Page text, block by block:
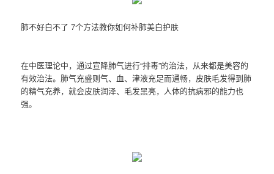
肺不好白不了 7个方法教你如何补肺美白护肤
在中医理论中，通过宣降肺气进行“排毒”的治法，从来都是美容的
有效治法。肺气充盛则气、血、津液充足而通畅，皮肤毛发得到肺
的精气充养，就会皮肤润泽、毛发黑亮，人体的抗病邪的能力也
强。